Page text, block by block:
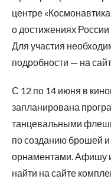
центре
о достижениях
Для участия
подробности — на
С 12 по 14 июня в
запланирована
танцевальными
по созданию брошей
орнаментами. Афишу
найти на сайте